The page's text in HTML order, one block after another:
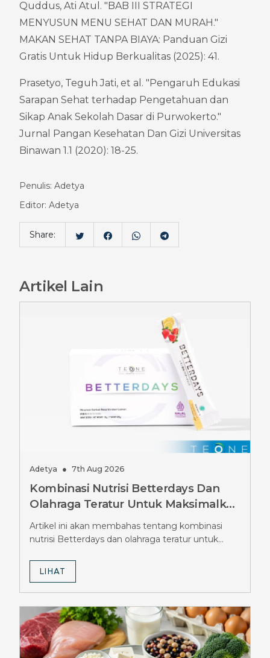
Quddus, Ati Atul. "BAB III STRATEGI
MENYUSUN MENU SEHAT DAN MURAH."
MAKAN SEHAT TANPA BIAYA: Panduan Gizi
Gratis Untuk Hidup Berkualitas (2025): 41.
Prasetyo, Teguh Jati, et al. "Pengaruh Edukasi
Sarapan Sehat terhadap Pengetahuan dan
Sikap Anak Sekolah Dasar di Purwokerto."
Jurnal Pangan Kesehatan Dan Gizi Universitas
Binawan 1.1 (2020): 18-25.
Penulis: Adetya
Editor: Adetya
Share:
Artikel Lain
Adetya ● 7th Aug 2026
Kombinasi Nutrisi Betterdays Dan
Olahraga Teratur Untuk Maksimalkan
Hasil Diet Ozempic, Wajib Tahu
Strateginya
Artikel ini akan membahas tentang kombinasi
nutrisi Betterdays dan olahraga teratur untuk
LIHAT